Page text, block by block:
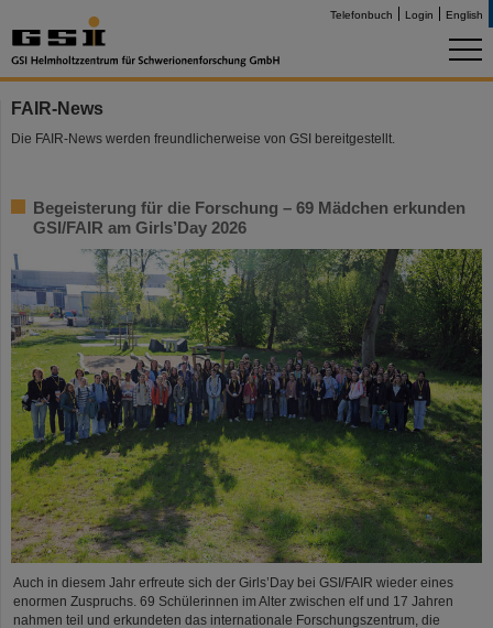
Telefonbuch Login English
FAIR-News
Die FAIR-News werden freundlicherweise von GSI bereitgestellt.
Begeisterung für die Forschung – 69 Mädchen erkunden
GSI/FAIR am Girls’Day 2026
Auch in diesem Jahr erfreute sich der Girls’Day bei GSI/FAIR wieder eines
enormen Zuspruchs. 69 Schülerinnen im Alter zwischen elf und 17 Jahren
nahmen teil und erkundeten das internationale Forschungszentrum, die